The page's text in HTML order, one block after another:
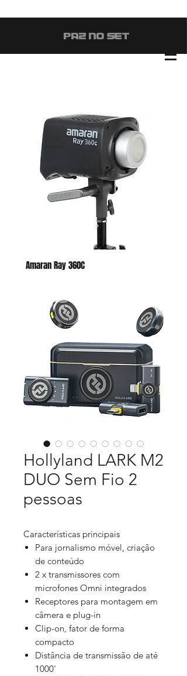
#PAZ NO SET
Amaran Ray 360C
Hollyland LARK M2
DUO Sem Fio 2
pessoas
Características principais
Para jornalismo móvel, criação
de conteúdo
2 x transmissores com
microfones Omni integrados
Receptores para montagem em
câmera e plug-in
Clip-on, fator de forma
compacto
Distância de transmissão de até
1000'